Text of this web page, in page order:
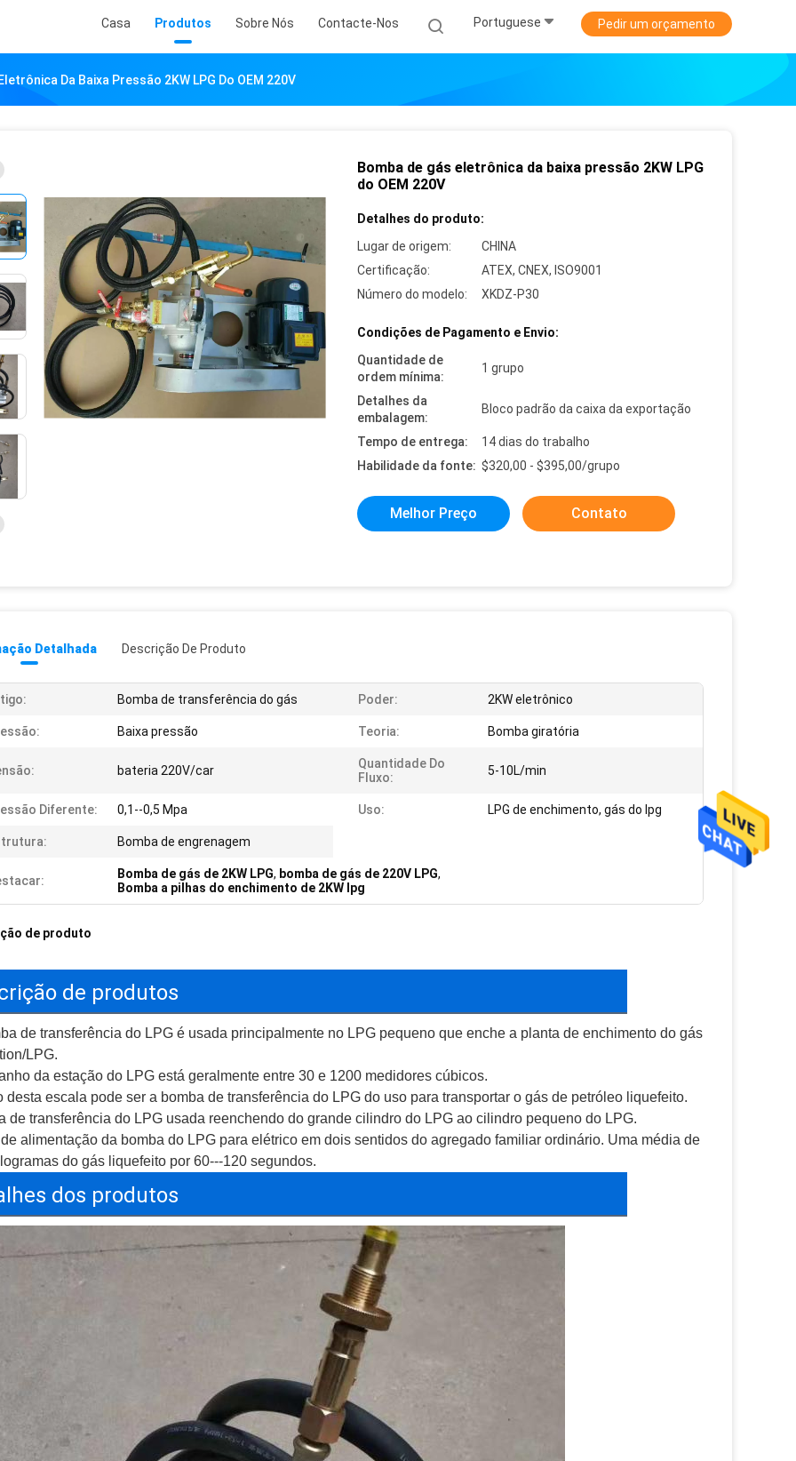
Casa Produtos Sobre Nós Contacte-Nos Portuguese Pedir um orçamento
Da Baixa Pressão 2KW LPG Do OEM 220V
Bomba de gás eletrônica da baixa pressão 2KW LPG
do OEM 220V
Detalhes do produto:
Lugar de origem:
CHINA
Certificação:
ATEX, CNEX, ISO9001
Número do modelo:
XKDZ-P30
Condições de Pagamento e Envio:
Quantidade de
ordem mínima:
1 grupo
Detalhes da
embalagem:
Bloco padrão da caixa da exportação
Tempo de entrega:
14 dias do trabalho
Habilidade da fonte: $320,00 - $395,00/grupo
Melhor Preço Contato
Detalhada Descrição De Produto
Bomba de transferência do gás Poder: 2KW eletrônico
Baixa pressão Teoria: Bomba giratória
bateria 220V/car
Quantidade Do
Fluxo:
5-10L/min
Diferente: 0,1--0,5 Mpa Uso: LPG de enchimento, gás do lpg
Bomba de engrenagem
Bomba de gás de 2KW LPG, bomba de gás de 220V LPG,
Bomba a pilhas do enchimento de 2KW lpg
de produto
de produtos
de transferência do LPG é usada principalmente no LPG pequeno que enche a planta de enchimento do gás
LPG.
da estação do LPG está geralmente entre 30 e 1200 medidores cúbicos.
desta escala pode ser a bomba de transferência do LPG do uso para transportar o gás de petróleo liquefeito.
de transferência do LPG usada reenchendo do grande cilindro do LPG ao cilindro pequeno do LPG.
alimentação da bomba do LPG para elétrico em dois sentidos do agregado familiar ordinário. Uma média de
do gás liquefeito por 60---120 segundos.
dos produtos